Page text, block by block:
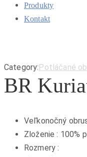
Produkty
Kontakt
Category:Potláčané
BR
Veľkonočný
Zloženie : 100%
Rozmery :